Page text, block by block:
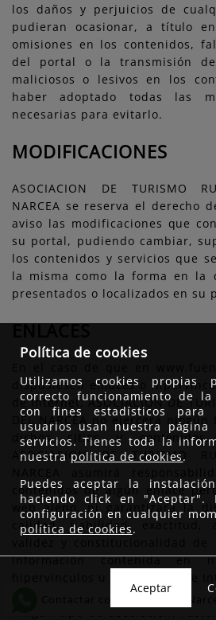
Contactar con Fuentes del
los daños y perjuicios de
pudieran ocasionar, a título
omisiones en los contenidos,
del portal o la transmisión
maliciosos o lesivos en los
haber adoptado todas las
necesarias para evitarlo.
MODIFICACIONES
ASOCIACION DE TURISMO
NARCEA se reserva el derecho
aviso las modificaciones que
su portal, pudiendo cambiar,
los contenidos y servicios que
la misma como la forma en la
presentados o localizados en su
ENLACES
dispusiesen enlaces o
de Internet, ASOCIACION DE
DEL NARCEA no ejercerá
dichos sitios y
ASOCIACION DE TURISMO
contenidos de algún enlace
web ajeno, ni garantizará la
calidad, fiabilidad, exactitud,
información contenida en
inclusión de estas conexiones
ningún tipo de asociación,
Política de cookies
Utilizamos cookies propias
correcto funcionamiento de
con fines estadísticos para
usuarios usan nuestra página
servicios. Tienes toda la
nuestra política de cookies.
Puedes aceptar la
haciendo click en "Aceptar".
configuración en cualquier
política de cookies.